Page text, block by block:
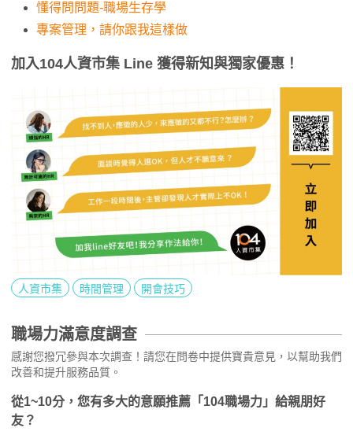
懂得問問題-職場生存學
專案管理，請你跟我這樣做
加入104人資市集 Line 獲得新知與獨家優惠！
人資市集 時間管理 開會技巧
職場力滿意度調查
感謝您撥冗參與本次調查！請您在問卷中提供寶貴意見，以幫助我們
改善和提升服務品質。
從1~10分，您有多大的意願推薦「104職場力」給親朋好
友？